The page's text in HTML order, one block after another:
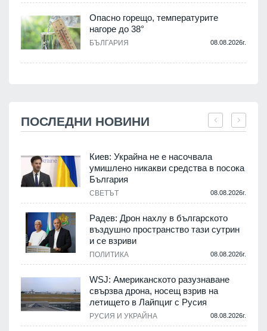
Опасно горещо, температурите
нагоре до 38°
БЪЛГАРИЯ 08.08.2026г.
ПОСЛЕДНИ НОВИНИ
Киев: Украйна не е насочвала
умишлено никакви средства в посока
България
СВЕТЪТ 08.08.2026г.
Радев: Дрон нахлу в българското
въздушно пространство тази сутрин
и се взриви
ПОЛИТИКА 08.08.2026г.
WSJ: Американското разузнаване
свързва дрона, носещ взрив на
летището в Лайпциг с Русия
РУСИЯ И УКРАЙНА 08.08.2026г.